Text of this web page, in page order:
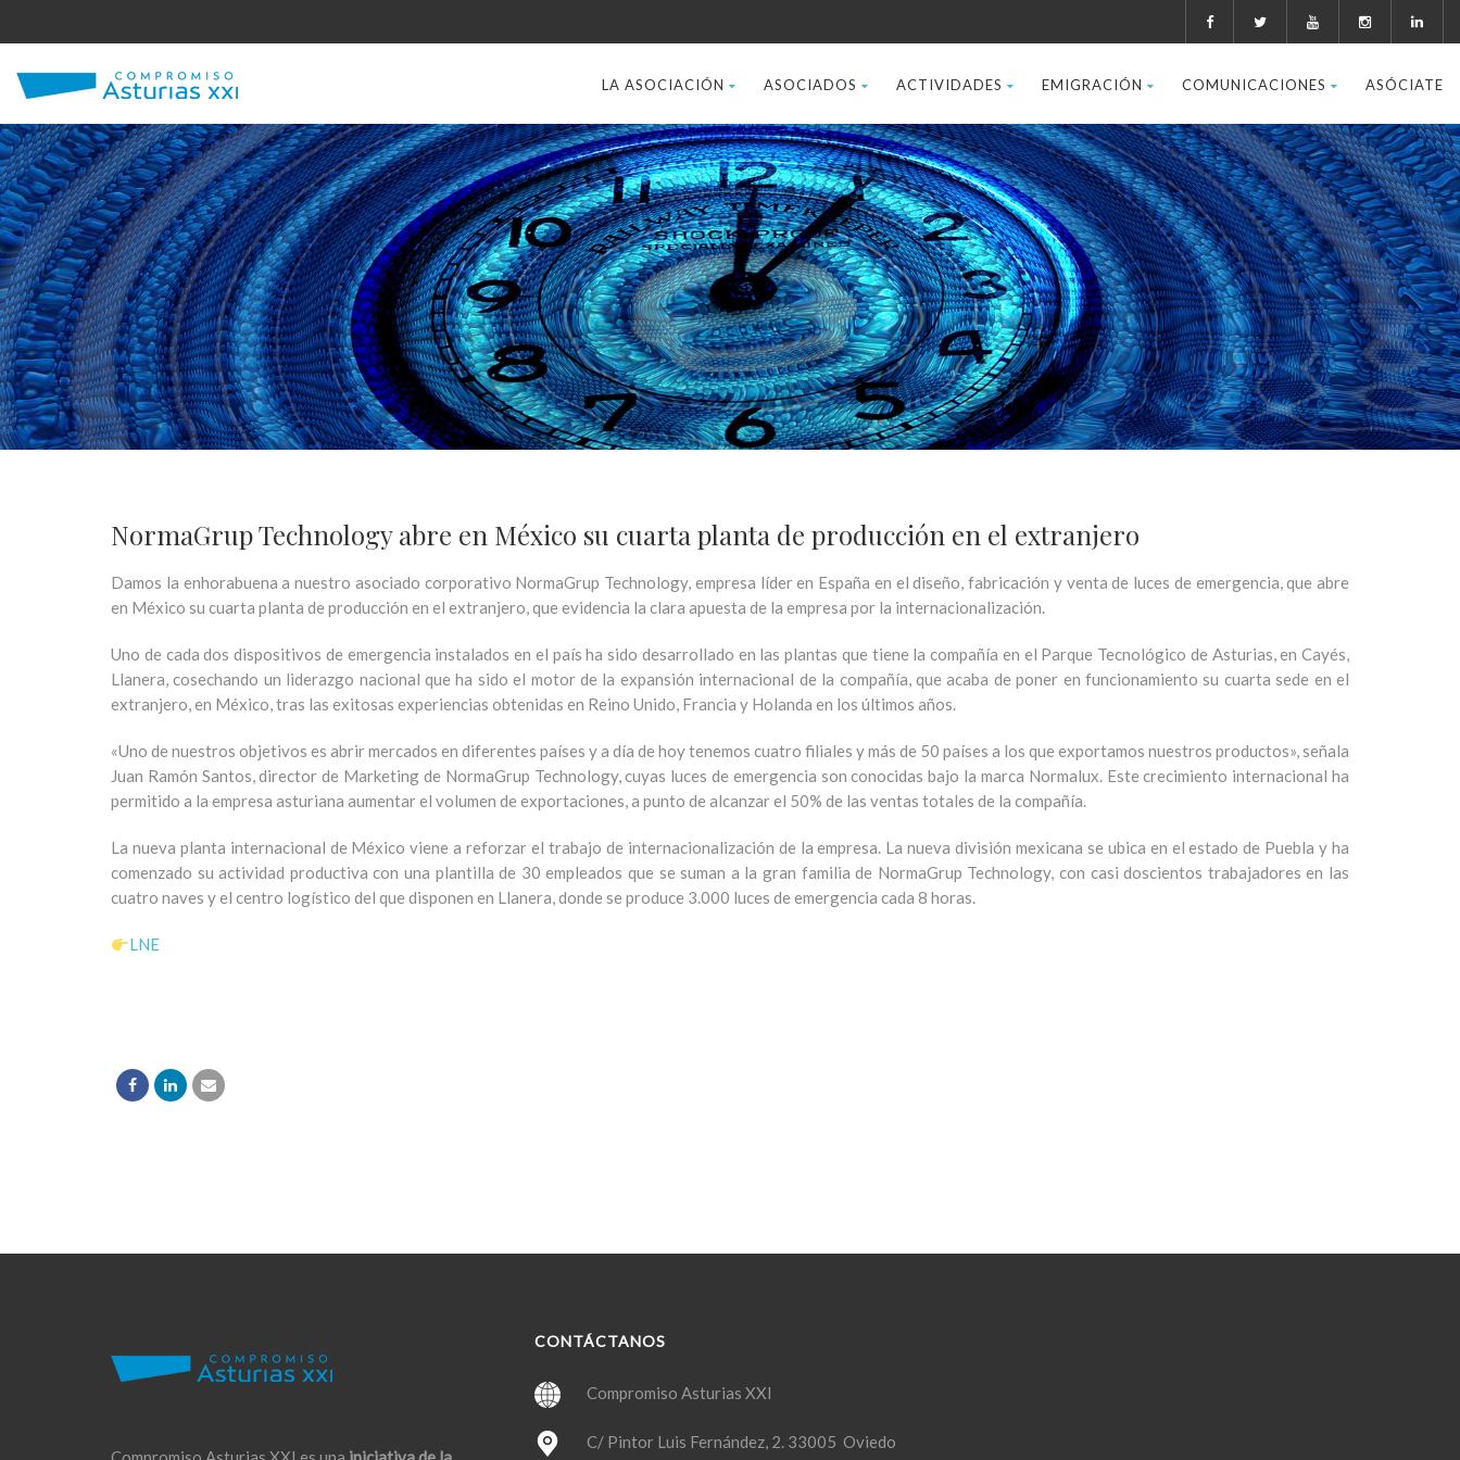
LA ASOCIACIÓN ASOCIADOS ACTIVIDADES EMIGRACIÓN COMUNICACIONES ASÓCIATE
NormaGrup Technology abre en México su cuarta planta de producción en el extranjero
Damos la enhorabuena a nuestro asociado corporativo NormaGrup Technology, empresa líder en España en el diseño, fabricación y venta de luces de emergencia, que abre
en México su cuarta planta de producción en el extranjero, que evidencia la clara apuesta de la empresa por la internacionalización.
Uno de cada dos dispositivos de emergencia instalados en el país ha sido desarrollado en las plantas que tiene la compañía en el Parque Tecnológico de Asturias, en Cayés,
Llanera, cosechando un liderazgo nacional que ha sido el motor de la expansión internacional de la compañía, que acaba de poner en funcionamiento su cuarta sede en el
extranjero, en México, tras las exitosas experiencias obtenidas en Reino Unido, Francia y Holanda en los últimos años.
«Uno de nuestros objetivos es abrir mercados en diferentes países y a día de hoy tenemos cuatro filiales y más de 50 países a los que exportamos nuestros productos», señala
Juan Ramón Santos, director de Marketing de NormaGrup Technology, cuyas luces de emergencia son conocidas bajo la marca Normalux. Este crecimiento internacional ha
permitido a la empresa asturiana aumentar el volumen de exportaciones, a punto de alcanzar el 50% de las ventas totales de la compañía.
La nueva planta internacional de México viene a reforzar el trabajo de internacionalización de la empresa. La nueva división mexicana se ubica en el estado de Puebla y ha
comenzado su actividad productiva con una plantilla de 30 empleados que se suman a la gran familia de NormaGrup Technology, con casi doscientos trabajadores en las
cuatro naves y el centro logístico del que disponen en Llanera, donde se produce 3.000 luces de emergencia cada 8 horas.
LNE
CONTÁCTANOS
Compromiso Asturias XXI
C/ Pintor Luis Fernández, 2. 33005 Oviedo